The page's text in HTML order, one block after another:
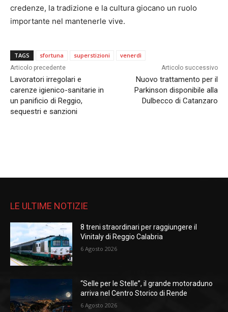
credenze, la tradizione e la cultura giocano un ruolo
importante nel mantenerle vive.
TAGS sfortuna superstizioni venerdì
Articolo precedente
Lavoratori irregolari e
carenze igienico-sanitarie in
un panificio di Reggio,
sequestri e sanzioni
Articolo successivo
Nuovo trattamento per il
Parkinson disponibile alla
Dulbecco di Catanzaro
LE ULTIME NOTIZIE
8 treni straordinari per raggiungere il
Vinitaly di Reggio Calabria
6 Agosto 2026
“Selle per le Stelle”, il grande motoraduno
arriva nel Centro Storico di Rende
6 Agosto 2026